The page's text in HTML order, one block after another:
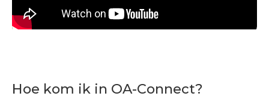
Hoe kom ik in OA-Connect?